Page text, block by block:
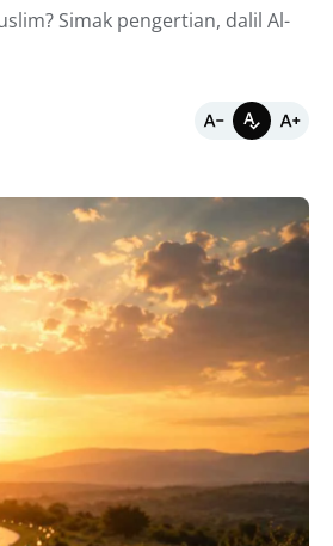
Simak pengertian, dalil Al-